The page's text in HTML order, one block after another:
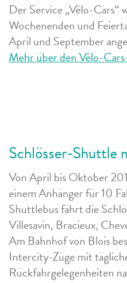
Der Service „Vélo-Cars“
Wochenenden und
April und September
Mehr über den Vélo-
Schlösser-Shuttle
Von April bis Oktober
einem Anhänger für 10
Shuttlebus fährt die
Villesavin, Bracieux,
Am Bahnhof von Blois
Intercity-Züge mit
Rückfahrgelegenheiten